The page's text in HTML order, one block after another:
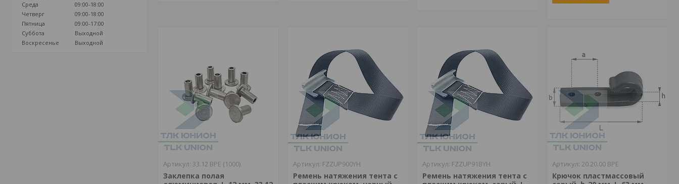
Среда
09:00-18:00
Четверг
09:00-18:00
Пятница
09:00-17:00
Суббота
Выходной
Воскресенье
Выходной
33.12 BPE (1000)
Заклепка полая
FZZUP900YH
Ремень натяжения тента с
FZZUP91BYH
Ремень натяжения тента с
20.20.00 BPE
Крючок пластмассовый